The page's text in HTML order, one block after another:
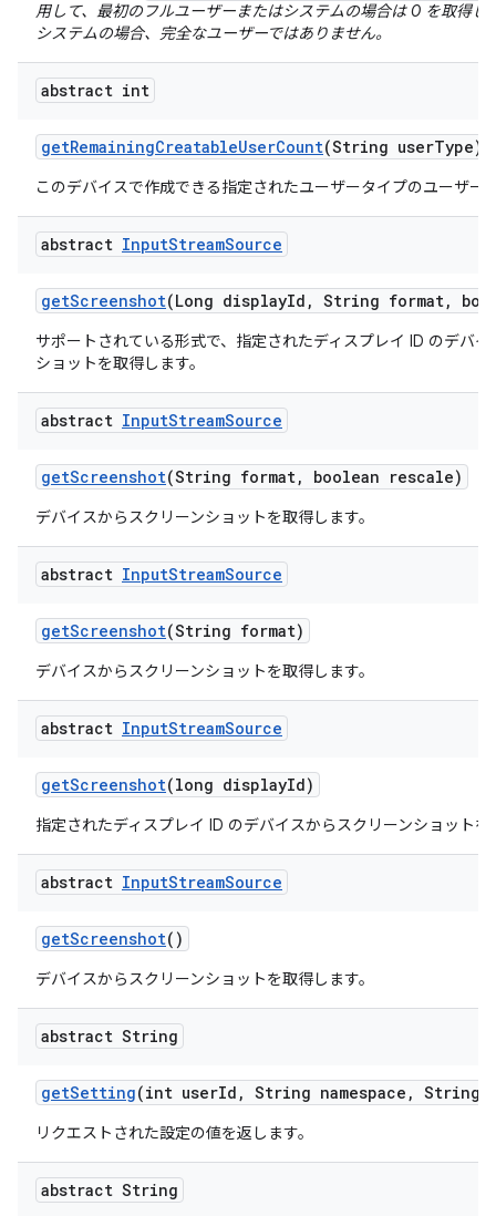
用して、最初のフルユーザーまたはシステムの場合は 0 を取得し
システムの場合、完全なユーザーではありません。
abstract int
getRemainingCreatableUserCount(String userType)
このデバイスで作成できる指定されたユーザータイプのユーザー
abstract InputStreamSource
getScreenshot(Long displayId , String format,
サポートされている形式で、指定されたディスプレイ ID のデバ
ショットを取得します。
abstract InputStreamSource
getScreenshot(String format, boolean rescale)
デバイスからスクリーンショットを取得します。
abstract InputStreamSource
getScreenshot(String format)
デバイスからスクリーンショットを取得します。
abstract InputStreamSource
getScreenshot(long displayId)
指定されたディスプレイ ID のデバイスからスクリーンショットを
abstract InputStreamSource
getScreenshot()
デバイスからスクリーンショットを取得します。
abstract String
getSetting(int userId , String namespace , String
リクエストされた設定の値を返します。
abstract String